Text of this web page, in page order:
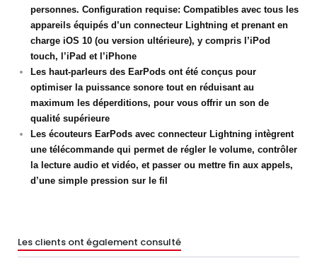
personnes. Configuration requise: Compatibles avec tous les
appareils équipés d’un connecteur Lightning et prenant en
charge iOS 10 (ou version ultérieure), y compris l’iPod
touch, l’iPad et l’iPhone
Les haut-parleurs des EarPods ont été conçus pour
optimiser la puissance sonore tout en réduisant au
maximum les déperditions, pour vous offrir un son de
qualité supérieure
Les écouteurs EarPods avec connecteur Lightning intègrent
une télécommande qui permet de régler le volume, contrôler
la lecture audio et vidéo, et passer ou mettre fin aux appels,
d’une simple pression sur le fil
Les clients ont également consulté